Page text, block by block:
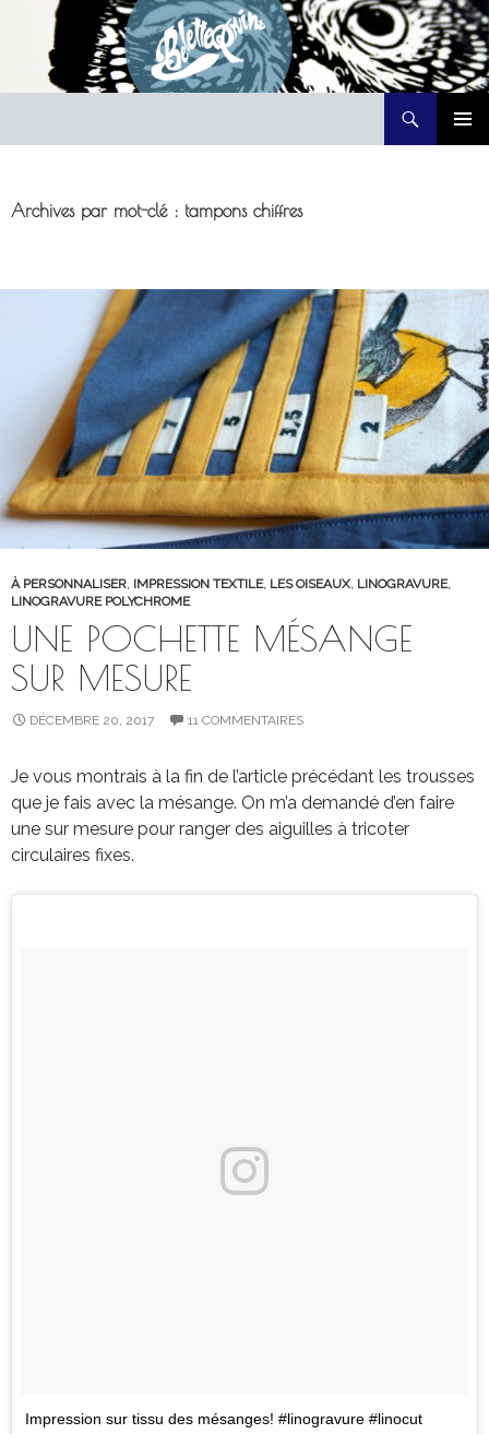
Archives par mot-clé : tampons chiffres
À PERSONNALISER, IMPRESSION TEXTILE, LES OISEAUX, LINOGRAVURE,
LINOGRAVURE POLYCHROME
UNE POCHETTE MÉSANGE
SUR MESURE
DÉCEMBRE 20, 2017 11 COMMENTAIRES
Je vous montrais à la fin de l’article précédant les trousses
que je fais avec la mésange. On m’a demandé d’en faire
une sur mesure pour ranger des aiguilles à tricoter
circulaires fixes.
Impression sur tissu des mésanges! #linogravure #linocut